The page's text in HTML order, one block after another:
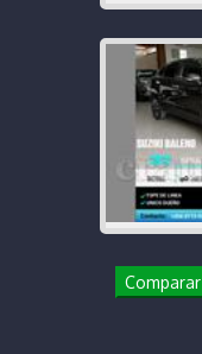
Comparar